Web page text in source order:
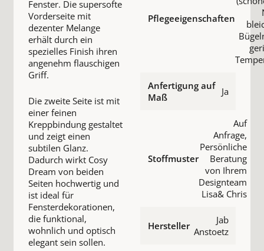
Fenster. Die supersofte
Vorderseite mit
dezenter Melange
erhält durch ein
spezielles Finish ihren
angenehm flauschigen
Griff.
Die zweite Seite ist mit
einer feinen
Kreppbindung gestaltet
und zeigt einen
subtilen Glanz.
Dadurch wirkt Cosy
Dream von beiden
Seiten hochwertig und
ist ideal für
Fensterdekorationen,
die funktional,
wohnlich und optisch
elegant sein sollen.
Pflegeeigenschaften
Anfertigung auf
Maß
Ja
Stoffmuster
Auf
Anfrage,
Persönliche
Beratung
von Ihrem
Designteam
Lisa& Chris
Hersteller
Jab
Anstoetz